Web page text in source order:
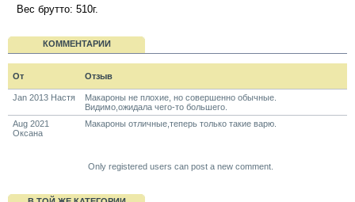
Вес брутто: 510г.
КОММЕНТАРИИ
От Отзыв
Jan 2013 Настя
Макароны не плохие, но совершенно обычные.
Видимо,ожидала чего-то большего.
Aug 2021
Оксана
Макароны отличные,теперь только такие варю.
Only registered users can post a new comment.